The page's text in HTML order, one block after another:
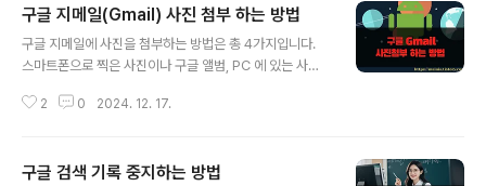
구글 지메일(Gmail) 사진 첨부 하는 방법
구글 지메일에 사진을 첨부하는 방법은 총 4가지입니다.
스마트폰으로 찍은 사진이나 구글 앨범, PC 에 있는 사진
니다. 단, 스마트폰 사진은 구글 계정으로 사진 동기화를 했
합니다. ▼ 메일 화면 오른쪽 하단에 새 메일 팝업창이 뜨
2 0 2024. 12. 17.
구글 검색 기록 중지하는 방법